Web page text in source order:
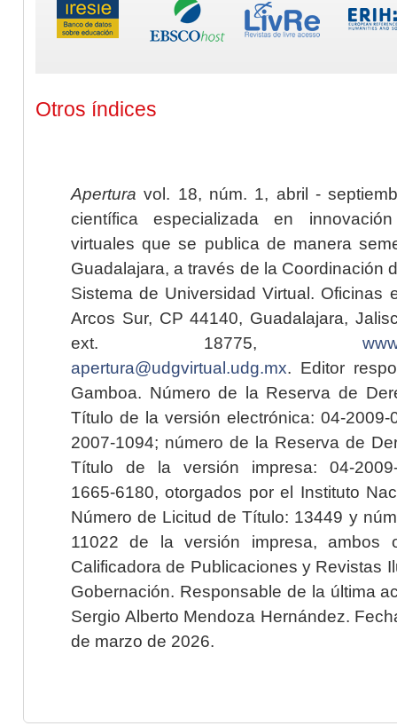
Otros índices
Apertura vol. 18, núm. 1, abril -
científica especializada en
virtuales que se publica de manera
Guadalajara, a través de la Coordinación
Sistema de Universidad Virtual. Oficinas
Arcos Sur, CP 44140, Guadalajara,
ext. 18775,
apertura@udgvirtual.udg.mx. Editor
Gamboa. Número de la Reserva de
Título de la versión electrónica: 04-2009-
2007-1094; número de la Reserva de
Título de la versión impresa: 04-2009-
1665-6180, otorgados por el Instituto
Número de Licitud de Título: 13449 y
11022 de la versión impresa, ambos
Calificadora de Publicaciones y Revistas
Gobernación. Responsable de la última
Sergio Alberto Mendoza Hernández.
de marzo de 2026.